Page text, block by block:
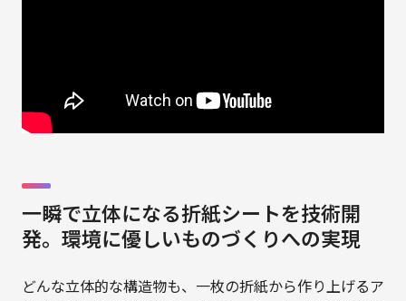
一瞬で立体になる折紙シートを技術開
発。環境に優しいものづくりへの実現
どんな立体的な構造物も、一枚の折紙から作り上げるア